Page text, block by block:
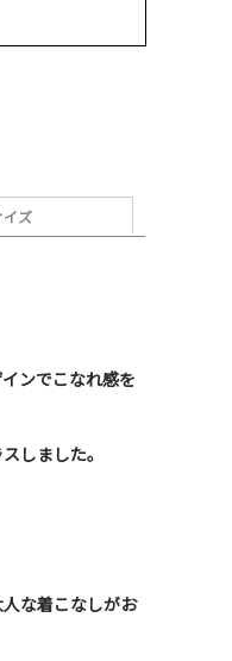
イズ
ンでこなれ感を
しました。
な着こなしがお